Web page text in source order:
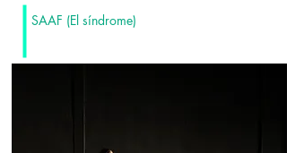
SAAF (El síndrome)